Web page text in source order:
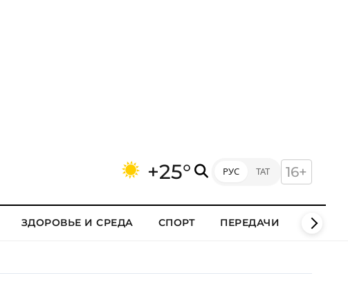
+25° РУС ТАТ 16+
ЗДОРОВЬЕ И СРЕДА СПОРТ ПЕРЕДАЧИ КЛИПЫ